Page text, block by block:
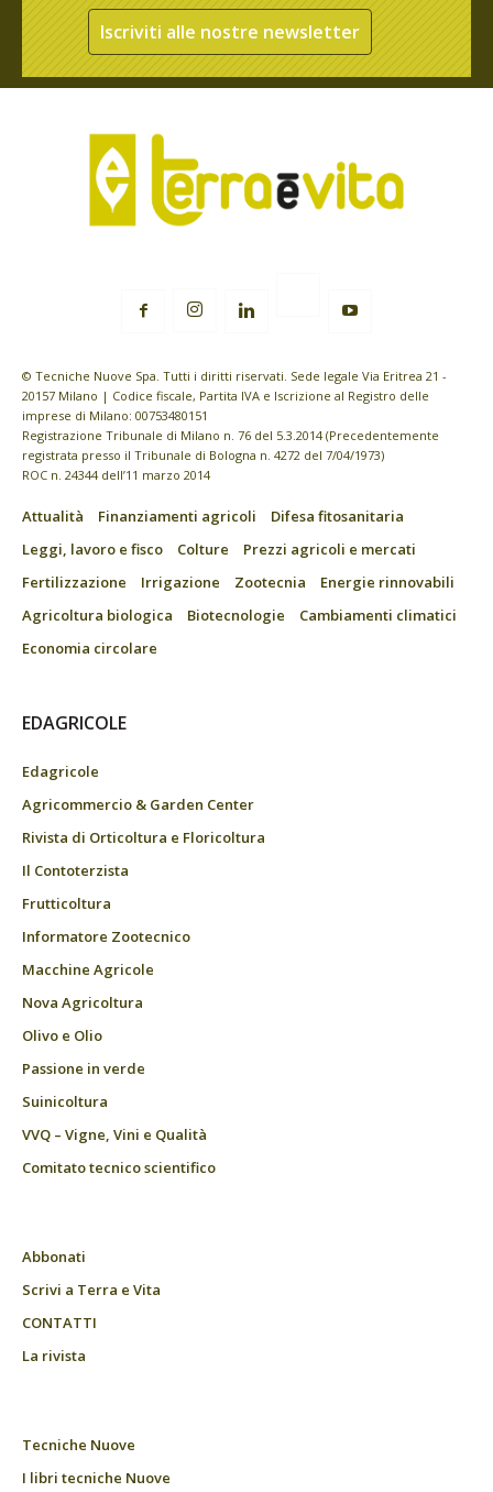
Iscriviti alle nostre newsletter
© Tecniche Nuove Spa. Tutti i diritti riservati. Sede legale Via Eritrea 21 -
20157 Milano | Codice fiscale, Partita IVA e Iscrizione al Registro delle
imprese di Milano: 00753480151
Registrazione Tribunale di Milano n. 76 del 5.3.2014 (Precedentemente
registrata presso il Tribunale di Bologna n. 4272 del 7/04/1973)
ROC n. 24344 dell’11 marzo 2014
Attualità Finanziamenti agricoli
Difesa fitosanitaria
Leggi, lavoro e fisco
Colture
Prezzi agricoli e mercati
Fertilizzazione
Irrigazione Zootecnia
Energie rinnovabili
Agricoltura biologica
Biotecnologie
Cambiamenti climatici
Economia circolare
EDAGRICOLE
Edagricole
Agricommercio & Garden Center
Rivista di Orticoltura e Floricoltura
Il Contoterzista
Frutticoltura
Informatore Zootecnico
Macchine Agricole
Nova Agricoltura
Olivo e Olio
Passione in verde
Suinicoltura
VVQ – Vigne, Vini e Qualità
Comitato tecnico scientifico
Abbonati
Scrivi a Terra e Vita
CONTATTI
La rivista
Tecniche Nuove
I libri tecniche Nuove